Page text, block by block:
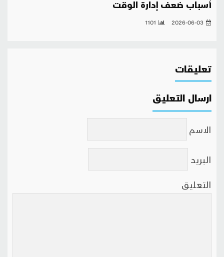
أسباب ضعف إدارة الوقت
2026-06-03
1101
تعليقات
ارسال التعليق
الاسم
البريد
التعليق